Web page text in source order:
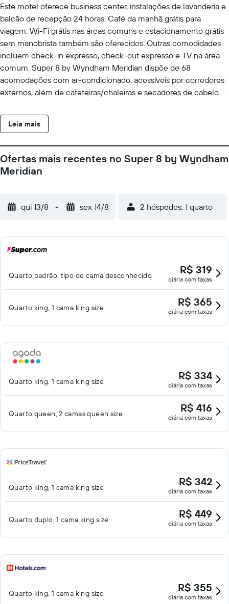
Este motel oferece business center, instalações de lavanderia e
balcão de recepção 24 horas. Café da manhã grátis para
viagem, Wi-Fi grátis nas áreas comuns e estacionamento grátis
sem manobrista também são oferecidos. Outras comodidades
incluem check-in expresso, check-out expresso e TV na área
comum. Super 8 by Wyndham Meridian dispõe de 68
acomodações com ar-condicionado, acessíveis por corredores
externos, além de cafeteiras/chaleiras e secadores de cabelo.
ondas estão disponíveis. Os banheiros possuem
chuveiro/banheira combinados e produtos de toalete de
comodidades para negócios incluem escrivaninhas com
chamadas locais grátis (restrições podem ser aplicadas). Os
Leia mais
Ofertas mais recentes no Super 8 by Wyndham
Meridian
qui 13/8 - sex 14/8 2 hóspedes, 1 quarto
Quarto padrão, tipo de cama desconhecido R$ 319
diária com taxas
Quarto king, 1 cama king size R$ 365
diária com taxas
Quarto king, 1 cama king size R$ 334
diária com taxas
Quarto queen, 2 camas queen size R$ 416
diária com taxas
Quarto king, 1 cama king size R$ 342
diária com taxas
Quarto duplo, 1 cama king size R$ 449
diária com taxas
Quarto king, 1 cama king size R$ 355
diária com taxas